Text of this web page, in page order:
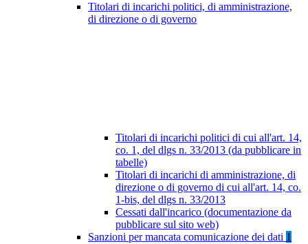
Titolari di incarichi politici, di amministrazione,
di direzione o di governo
Titolari di incarichi politici di cui all'art. 14,
co. 1, del dlgs n. 33/2013 (da pubblicare in
tabelle)
Titolari di incarichi di amministrazione, di
direzione o di governo di cui all'art. 14, co.
1-bis, del dlgs n. 33/2013
Cessati dall'incarico (documentazione da
pubblicare sul sito web)
Sanzioni per mancata comunicazione dei dati 1